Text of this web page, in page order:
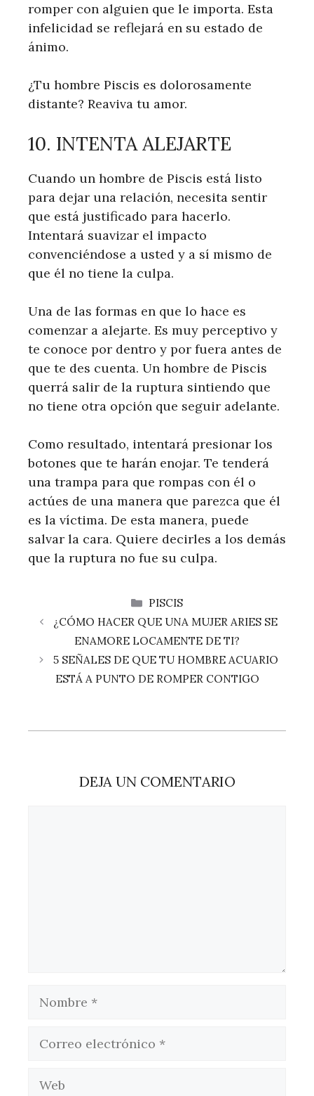
romper con alguien que le importa. Esta
infelicidad se reflejará en su estado de
ánimo.
¿Tu hombre Piscis es dolorosamente
distante? Reaviva tu amor.
10. INTENTA ALEJARTE
Cuando un hombre de Piscis está listo
para dejar una relación, necesita sentir
que está justificado para hacerlo.
Intentará suavizar el impacto
convenciéndose a usted y a sí mismo de
que él no tiene la culpa.
Una de las formas en que lo hace es
comenzar a alejarte. Es muy perceptivo y
te conoce por dentro y por fuera antes de
que te des cuenta. Un hombre de Piscis
querrá salir de la ruptura sintiendo que
no tiene otra opción que seguir adelante.
Como resultado, intentará presionar los
botones que te harán enojar. Te tenderá
una trampa para que rompas con él o
actúes de una manera que parezca que él
es la víctima. De esta manera, puede
salvar la cara. Quiere decirles a los demás
que la ruptura no fue su culpa.
CATEGORÍAS
PISCIS
¿CÓMO HACER QUE UNA MUJER ARIES SE
ENAMORE LOCAMENTE DE TI?
5 SEÑALES DE QUE TU HOMBRE ACUARIO
ESTÁ A PUNTO DE ROMPER CONTIGO
DEJA UN COMENTARIO